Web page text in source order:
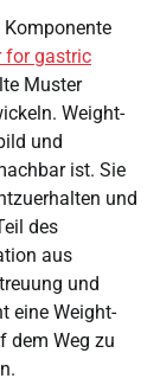
for gastric
Muster
Weight-
und
ist. Sie
und
des
aus
und
eine Weight-
dem Weg zu